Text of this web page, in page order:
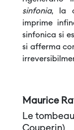
sinfonia, la
imprime
sinfonica si
si afferma
Maurice
Le